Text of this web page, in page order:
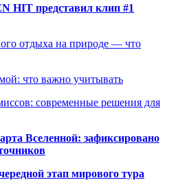
HIT представил клип #1
отдыха на природе — что
что важно учитывать
современные решения для
Вселенной: зафиксировано
этап мирового тура